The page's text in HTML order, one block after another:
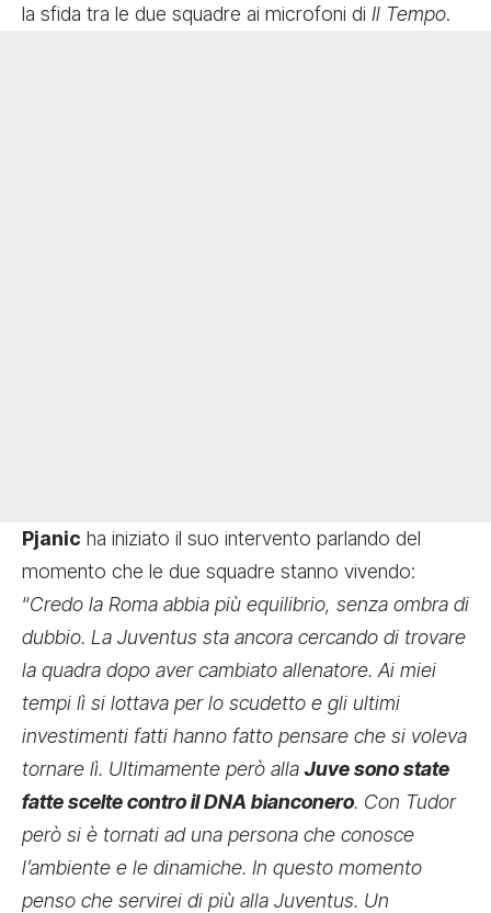
la sfida tra le due squadre ai microfoni di Il Tempo.
Pjanic ha iniziato il suo intervento parlando del
momento che le due squadre stanno vivendo:
“Credo la Roma abbia più equilibrio, senza ombra di
dubbio. La Juventus sta ancora cercando di trovare
la quadra dopo aver cambiato allenatore. Ai miei
tempi lì si lottava per lo scudetto e gli ultimi
investimenti fatti hanno fatto pensare che si voleva
tornare lì. Ultimamente però alla Juve sono state
fatte scelte contro il DNA bianconero. Con Tudor
però si è tornati ad una persona che conosce
l’ambiente e le dinamiche. In questo momento
penso che servirei di più alla Juventus. Un